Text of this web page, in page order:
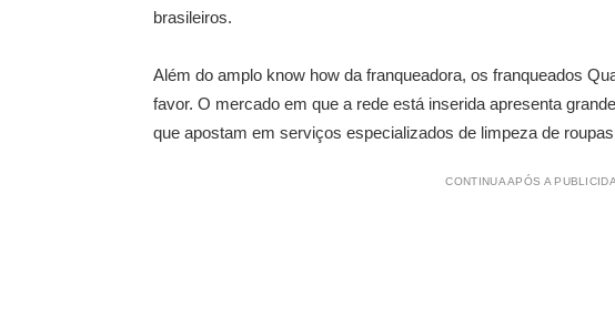
brasileiros.
Além do amplo know how da franqueadora, os franqueados
favor. O mercado em que a rede está inserida apresenta
que apostam em serviços especializados de limpeza de
CONTINUA APÓS A